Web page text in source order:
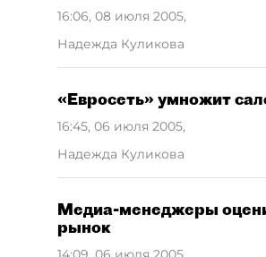
16:06, 08 июля 2005,
Надежда Куликова
«Евросеть» умножит
16:45, 06 июля 2005,
Надежда Куликова
Медиа-менеджеры
рынок